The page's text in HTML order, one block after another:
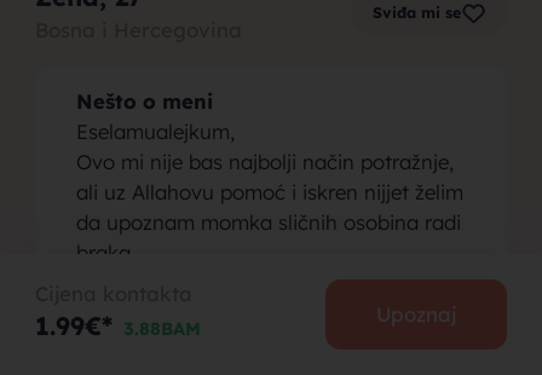
Sviđa mi se
Nešto o meni
Eselamualejkum,
Ovo mi nije bas najbolji način potražnje,
ali uz Allahovu pomoć i iskren nijjet želim
da upoznam momka sličnih osobina radi
braka.
Imam 27 godina, stanujem u Sarajevu
gdje i radim. Visokoobrazovana sam
osoba, vjernica, citam Kur’an
1.99€* 3.88BAM
Upoznaj
muskarci
za brak,